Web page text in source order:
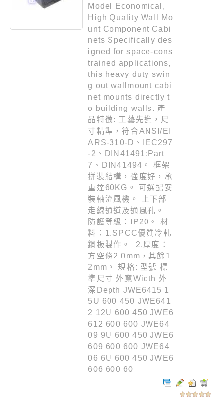
Model Economical,
High Quality Wall Mo
unt Component Cabi
nets Specifically des
igned for space-cons
trained applications,
this heavy duty swin
g out wallmount cabi
net mounts directly t
o building walls. 產
品特徵: 工藝先進，尺
寸精準，符合ANSI/EI
ARS-310-D、IEC297
-2、DIN41491:Part
7、DIN41494。 框架
拼裝結構，強度好，承
重達60KG。 可選配安
裝軸流風機。 上下部
走線通道及通風孔。
防護等級：IP20。 材
料：1.SPCC優質冷軋
鋼板製作。 2.厚度：
方空條2.0mm，其餘1.
2mm。 規格: 型號 標
準尺寸 外寬Width 外
深Depth JWE6415 1
5U 600 450 JWE641
2 12U 600 450 JWE6
612 600 600 JWE64
09 9U 600 450 JWE6
609 600 600 JWE64
06 6U 600 450 JWE6
606 600 60